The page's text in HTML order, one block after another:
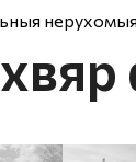
нерухомыя